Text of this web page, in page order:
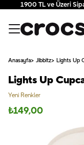
1900 TL ve Üzeri
Anasayfa Jibbitz Lights Up
Lights Up
Yeni Renkler
₺149,00